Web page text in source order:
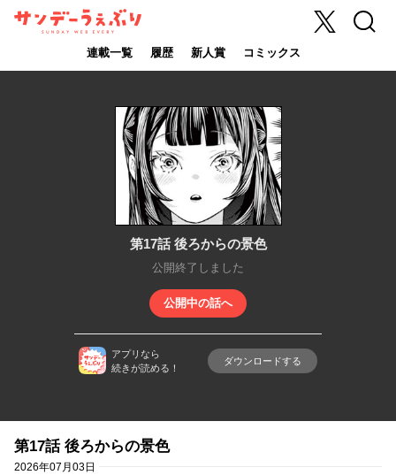
サンデーうぇ
連載一覧 履歴 新人賞 コミックス
X 検索
第17話 後ろからの景色
公開終了しました
公開中の話へ
アプリなら
続きが読める！
ダウンロードする
第17話 後ろからの景色
2026年07月03日